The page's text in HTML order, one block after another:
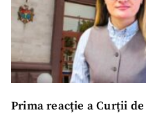
Prima reacție a Curții